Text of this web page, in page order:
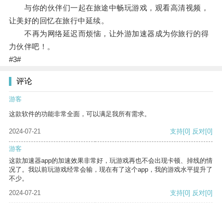
与你的伙伴们一起在旅途中畅玩游戏，观看高清视频，
让美好的回忆在旅行中延续。
不再为网络延迟而烦恼，让外游加速器成为你旅行的得
力伙伴吧！。
#3#
评论
游客
这款软件的功能非常全面，可以满足我所有需求。
2024-07-21 支持[0] 反对[0]
游客
这款加速器app的加速效果非常好，玩游戏再也不会出现卡顿、掉线的情
况了。我以前玩游戏经常会输，现在有了这个app，我的游戏水平提升了
不少。
2024-07-21
支持[0] 反对[0]